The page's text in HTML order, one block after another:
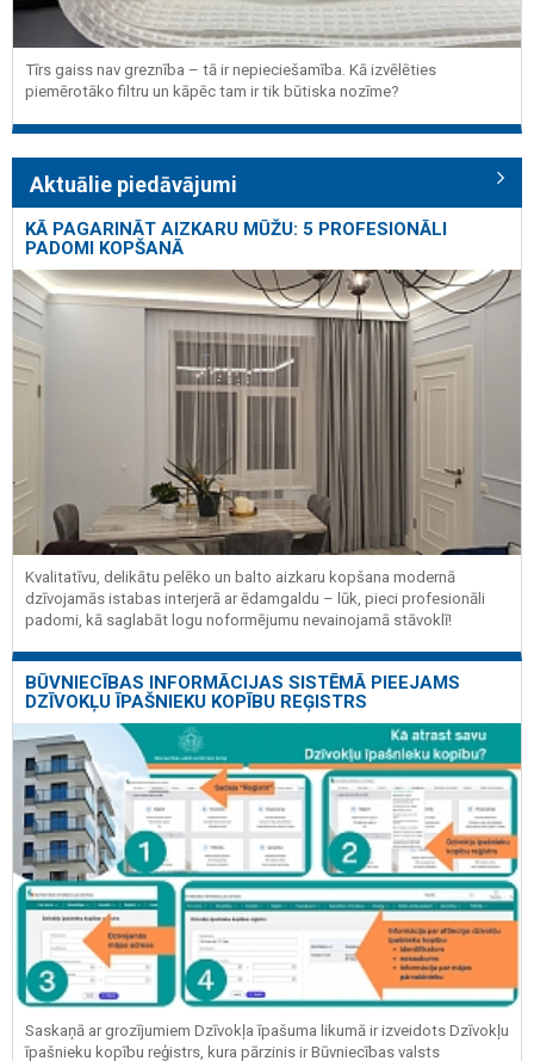
Tīrs gaiss nav greznība – tā ir nepieciešamība. Kā izvēlēties
piemērotāko filtru un kāpēc tam ir tik būtiska nozīme?
Aktuālie piedāvājumi
KĀ PAGARINĀT AIZKARU MŪŽU: 5 PROFESIONĀLI
PADOMI KOPŠANĀ
Kvalitatīvu, delikātu pelēko un balto aizkaru kopšana modernā
dzīvojamās istabas interjerā ar ēdamgaldu – lūk, pieci profesionāli
padomi, kā saglabāt logu noformējumu nevainojamā stāvoklī!
BŪVNIECĪBAS INFORMĀCIJAS SISTĒMĀ PIEEJAMS
DZĪVOKĻU ĪPAŠNIEKU KOPĪBU REĢISTRS
Saskaņā ar grozījumiem Dzīvokļa īpašuma likumā ir izveidots Dzīvokļu
īpašnieku kopību reģistrs, kura pārzinis ir Būvniecības valsts